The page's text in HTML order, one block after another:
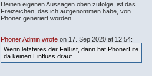
Deinen eigenen Aussagen oben zufolge, ist das
Freizeichen, das ich aufgenommen habe, von
Phoner generiert worden.
Phoner Admin wrote on 17. Sep 2020 at 12:54:
Wenn letzteres der Fall ist, dann hat PhonerLite
da keinen Einfluss drauf.